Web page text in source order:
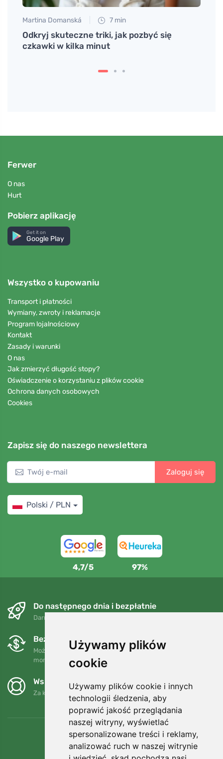
Używamy plików
cookie
Używamy plików cookie i innych
technologii śledzenia, aby
poprawić jakość przeglądania
naszej witryny, wyświetlać
spersonalizowane treści i reklamy,
analizować ruch w naszej witrynie
Martina Domanská 7 min
Odkryj skuteczne triki, jak pozbyć się
czkawki w kilka minut
Ferwer
O nas
Hurt
Pobierz aplikację
Get it on
Google Play
Wszystko o kupowaniu
Transport i płatności
Wymiany, zwroty i reklamacje
Program lojalnościowy
Kontakt
Zasady i warunki
O nas
Jak zmierzyć długość stopy?
Oświadczenie o korzystaniu z plików cookie
Ochrona danych osobowych
Cookies
Zapisz się do naszego newslettera
Zaloguj się
Polski / PLN
4,7/5 97%
Do następnego dnia i bezpłatnie
Darmowa wysyłka dla zamówień powyżej 250 PLN
Bezpłatne wymiany i zwroty
Możesz zwrócić lub wymienić swoje zamówienie w dowolnym
momencie w ciągu 90 dni.
Wspieramy Trees.org
Za każde zamówienie sadzimy drzewo! Czytaj więcej